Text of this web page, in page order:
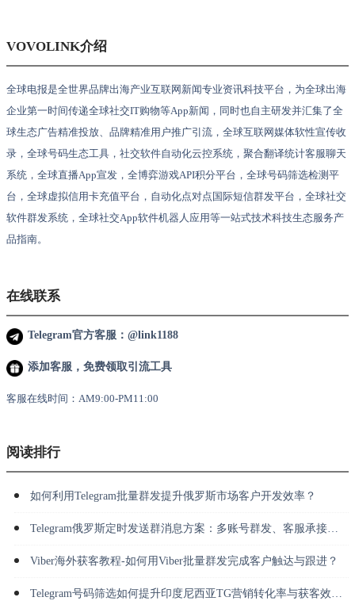
VOVOLINK介绍
全球电报是全世界品牌出海产业互联网新闻专业资讯科技平台，为全球出海
企业第一时间传递全球社交IT购物等App新闻，同时也自主研发并汇集了全
球生态广告精准投放、品牌精准用户推广引流，全球互联网媒体软性宣传收
录，全球号码生态工具，社交软件自动化云控系统，聚合翻译统计客服聊天
系统，全球直播App宣发，全博弈游戏API积分平台，全球号码筛选检测平
台，全球虚拟信用卡充值平台，自动化点对点国际短信群发平台，全球社交
软件群发系统，全球社交App软件机器人应用等一站式技术科技生态服务产
品指南。
在线联系
Telegram官方客服：@link1188
添加客服，免费领取引流工具
客服在线时间：AM9:00-PM11:00
阅读排行
如何利用Telegram批量群发提升俄罗斯市场客户开发效率？
Telegram俄罗斯定时发送群消息方案：多账号群发、客服承接与长期运营
Viber海外获客教程-如何用Viber批量群发完成客户触达与跟进？
Telegram号码筛选如何提升印度尼西亚TG营销转化率与获客效率？